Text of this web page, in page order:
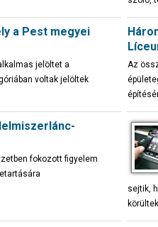
a Pest megyei
jelöltet a
voltak jelöltek
Az
fokozott figyelem
sejtik,